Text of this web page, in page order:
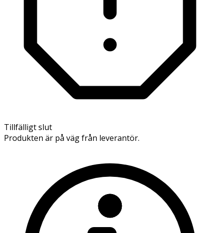
Tillfälligt slut
Produkten är på väg från leverantör.